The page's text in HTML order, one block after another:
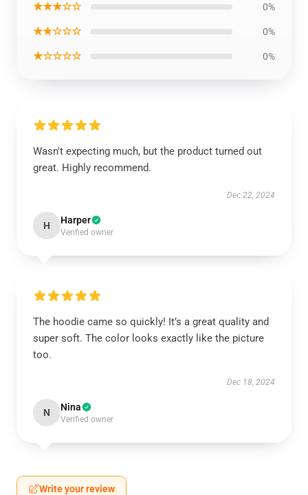
★★★☆☆ 0%
★★☆☆☆ 0%
★☆☆☆☆ 0%
Wasn't expecting much, but the product turned out
great. Highly recommend.
Dec 22, 2024
H Harper
Verified owner
The hoodie came so quickly! It’s a great quality and
super soft. The color looks exactly like the picture
too.
Dec 18, 2024
N Nina
Verified owner
Write your review